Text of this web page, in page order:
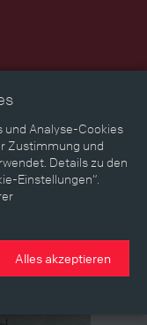
Erinnerungen
Analyse-Cookies
Zustimmung und
Details zu den
Einstellungen“.
Alles akzeptieren